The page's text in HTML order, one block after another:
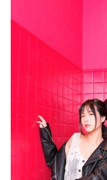
ぶいクラ！by muevo
ぶいコミュ！by muevo
ぶいマガ！ by muevo
Follow us
Official SNS